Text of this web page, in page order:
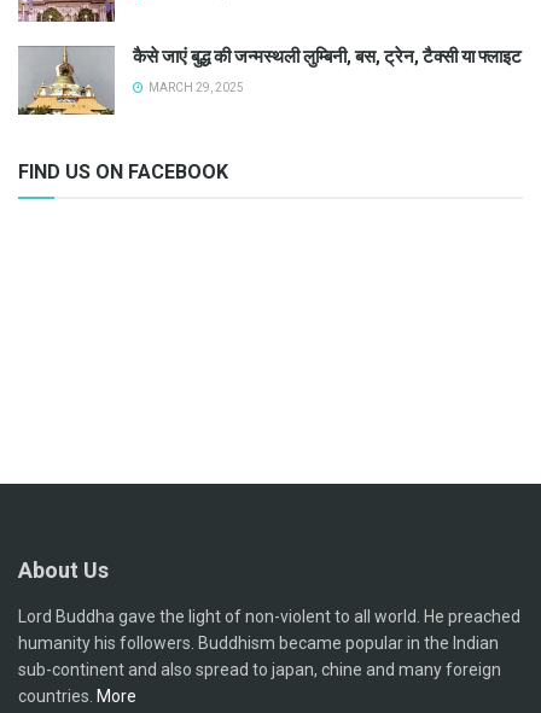
कैसे जाएं बुद्ध की जन्मस्थली लुम्बिनी, बस, ट्रेन, टैक्सी या फ्लाइट
MARCH 29, 2025
FIND US ON FACEBOOK
About Us
Lord Buddha gave the light of non-violent to all world. He preached
humanity his followers. Buddhism became popular in the Indian
sub-continent and also spread to japan, chine and many foreign
countries. More